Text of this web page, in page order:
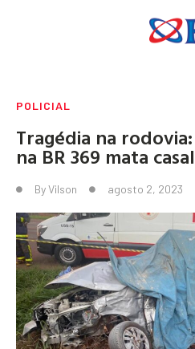
POLICIAL
Tragédia na
na BR 369 mata
ByVilson agosto 2, 2023